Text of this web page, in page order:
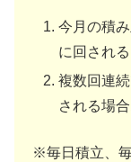
今月の積
に回される
複数回連
される場
※毎日積立、